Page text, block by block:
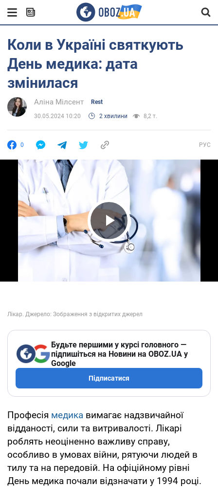
Коли в Україні святкують
День медика: дата
змінилася
Аліна Мілсент Rest
30.05.2024 10:20 2 хвилини 8,2 т.
0 РУС
Play Video
Будьте першими у курсі головного —
підпишіться на Новини на OBOZ.UA у
Google
Підписатися
Професія медика вимагає надзвичайної
відданості, сили та витривалості. Лікарі
роблять неоціненно важливу справу,
особливо в умовах війни, рятуючи людей в
тилу та на передовій. На офіційному рівні
День медика почали відзначати у 1994 році.